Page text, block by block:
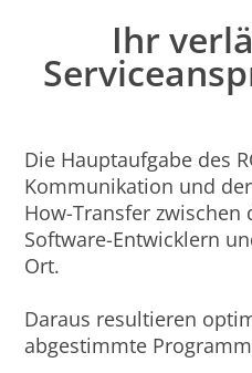
Ihr
Die Hauptaufgabe des
Kommunikation und
How-Transfer zwischen
Software-Entwicklern
Ort.
Daraus resultieren
abgestimmte